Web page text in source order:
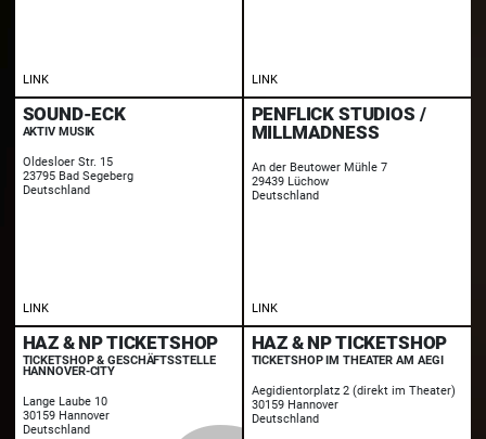
LINK LINK
SOUND-ECK
AKTIV MUSIK
Oldesloer Str. 15
23795 Bad Segeberg
Deutschland
LINK
PENFLICK STUDIOS /
MILLMADNESS
An der Beutower Mühle 7
29439 Lüchow
Deutschland
LINK
HAZ & NP TICKETSHOP
TICKETSHOP & GESCHÄFTSSTELLE
HANNOVER-CITY
Lange Laube 10
30159 Hannover
Deutschland
HAZ & NP TICKETSHOP
TICKETSHOP IM THEATER AM AEGI
Aegidientorplatz 2 (direkt im Theater)
30159 Hannover
Deutschland